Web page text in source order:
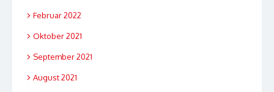
Februar 2022
Oktober 2021
September 2021
August 2021